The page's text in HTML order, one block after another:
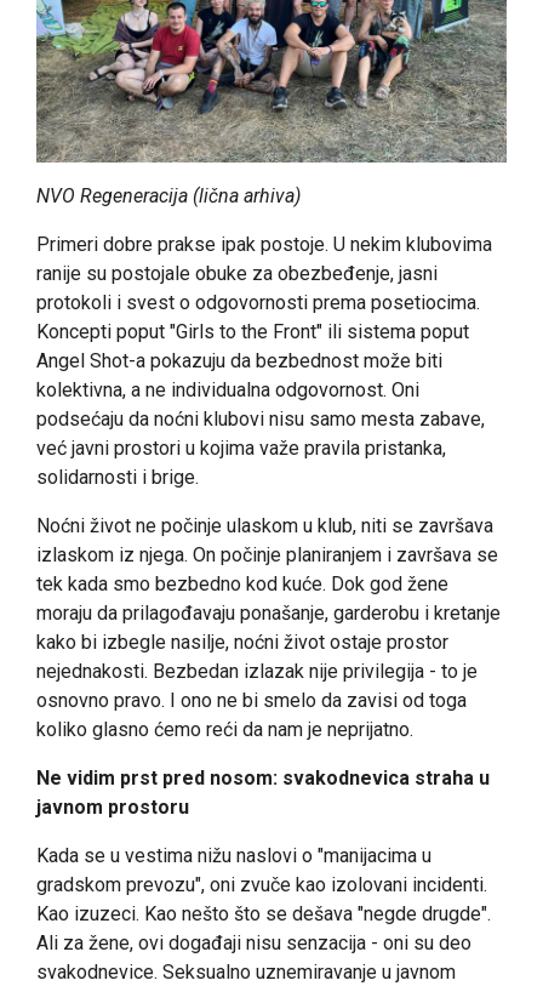
NVO Regeneracija (lična arhiva)
Primeri dobre prakse ipak postoje. U nekim klubovima
ranije su postojale obuke za obezbeđenje, jasni
protokoli i svest o odgovornosti prema posetiocima.
Koncepti poput "Girls to the Front" ili sistema poput
Angel Shot-a pokazuju da bezbednost može biti
kolektivna, a ne individualna odgovornost. Oni
podsećaju da noćni klubovi nisu samo mesta zabave,
već javni prostori u kojima važe pravila pristanka,
solidarnosti i brige.
Noćni život ne počinje ulaskom u klub, niti se završava
izlaskom iz njega. On počinje planiranjem i završava se
tek kada smo bezbedno kod kuće. Dok god žene
moraju da prilagođavaju ponašanje, garderobu i kretanje
kako bi izbegle nasilje, noćni život ostaje prostor
nejednakosti. Bezbedan izlazak nije privilegija - to je
osnovno pravo. I ono ne bi smelo da zavisi od toga
koliko glasno ćemo reći da nam je neprijatno.
Ne vidim prst pred nosom: svakodnevica straha u
javnom prostoru
Kada se u vestima nižu naslovi o "manijacima u
gradskom prevozu", oni zvuče kao izolovani incidenti.
Kao izuzeci. Kao nešto što se dešava "negde drugde".
Ali za žene, ovi događaji nisu senzacija - oni su deo
svakodnevice. Seksualno uznemiravanje u javnom